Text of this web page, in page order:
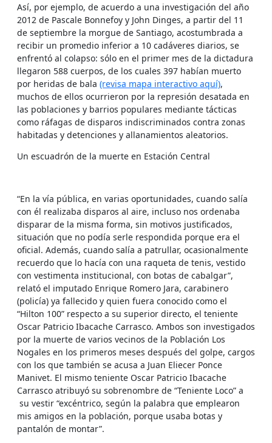
Así, por ejemplo, de acuerdo a una investigación del año
2012 de Pascale Bonnefoy y John Dinges, a partir del 11
de septiembre la morgue de Santiago, acostumbrada a
recibir un promedio inferior a 10 cadáveres diarios, se
enfrentó al colapso: sólo en el primer mes de la dictadura
llegaron 588 cuerpos, de los cuales 397 habían muerto
por heridas de bala (revisa mapa interactivo aquí),
muchos de ellos ocurrieron por la represión desatada en
las poblaciones y barrios populares mediante tácticas
como ráfagas de disparos indiscriminados contra zonas
habitadas y detenciones y allanamientos aleatorios.
Un escuadrón de la muerte en Estación Central
“En la vía pública, en varias oportunidades, cuando salía
con él realizaba disparos al aire, incluso nos ordenaba
disparar de la misma forma, sin motivos justificados,
situación que no podía serle respondida porque era el
oficial. Además, cuando salía a patrullar, ocasionalmente
recuerdo que lo hacía con una raqueta de tenis, vestido
con vestimenta institucional, con botas de cabalgar”,
relató el imputado Enrique Romero Jara, carabinero
(policía) ya fallecido y quien fuera conocido como el
“Hilton 100” respecto a su superior directo, el teniente
Oscar Patricio Ibacache Carrasco. Ambos son investigados
por la muerte de varios vecinos de la Población Los
Nogales en los primeros meses después del golpe, cargos
con los que también se acusa a Juan Eliecer Ponce
Manivet. El mismo teniente Oscar Patricio Ibacache
Carrasco atribuyó su sobrenombre de “Teniente Loco” a
su vestir “excéntrico, según la palabra que emplearon
mis amigos en la población, porque usaba botas y
pantalón de montar”.